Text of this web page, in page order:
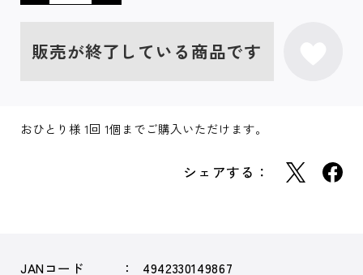
販売が終了している商品です
おひとり様 1回 1個までご購入いただけます。
シェアする：
JANコード
4942330149867